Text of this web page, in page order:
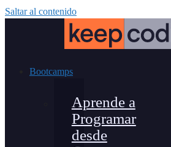
Saltar al contenido
Bootcamps
Aprende a
Programar
desde